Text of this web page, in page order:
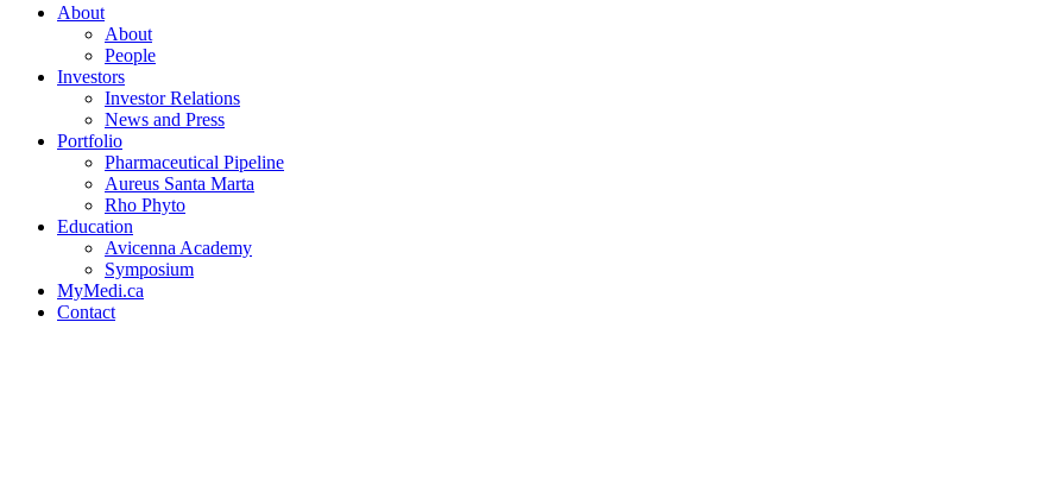
About
About
People
Investors
Investor Relations
News and Press
Portfolio
Pharmaceutical Pipeline
Aureus Santa Marta
Rho Phyto
Education
Avicenna Academy
Symposium
MyMedi.ca
Contact